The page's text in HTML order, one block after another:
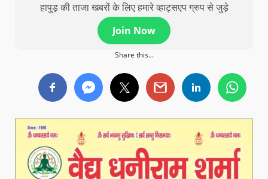
हापुड़ की ताजा खबरों के लिए हमारे व्हाट्सएप ग्रुप से जुड़े
Join Now
Share this...